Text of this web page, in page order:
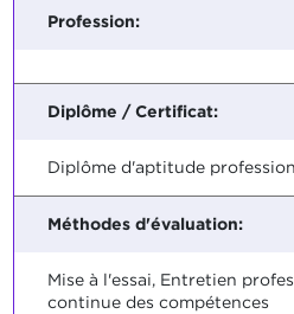
Profession:
Diplôme / Certificat:
Diplôme d'aptitude
Méthodes d'évaluation:
Mise à l'essai, Entretien
continue des compétences